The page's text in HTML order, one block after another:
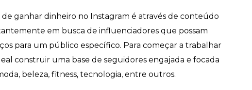
de ganhar dinheiro no Instagram é através de conteúdo
em busca de influenciadores que possam
para um público específico. Para começar a trabalhar
construir uma base de seguidores engajada e focada
beleza, fitness, tecnologia, entre outros.